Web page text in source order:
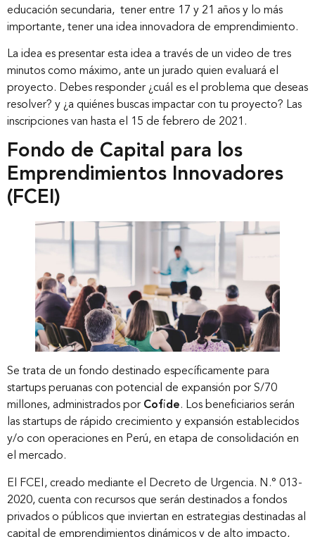
educación secundaria, tener entre 17 y 21 años y lo más
importante, tener una idea innovadora de emprendimiento.
La idea es presentar esta idea a través de un video de tres
minutos como máximo, ante un jurado quien evaluará el
proyecto. Debes responder ¿cuál es el problema que deseas
resolver? y ¿a quiénes buscas impactar con tu proyecto? Las
inscripciones van hasta el 15 de febrero de 2021.
Fondo de Capital para los
Emprendimientos Innovadores
(FCEI)
Se trata de un fondo destinado específicamente para
startups peruanas con potencial de expansión por S/70
millones, administrados por Cofide. Los beneficiarios serán
las startups de rápido crecimiento y expansión establecidos
y/o con operaciones en Perú, en etapa de consolidación en
el mercado.
El FCEI, creado mediante el Decreto de Urgencia. N.° 013-
2020, cuenta con recursos que serán destinados a fondos
privados o públicos que inviertan en estrategias destinadas al
capital de emprendimientos dinámicos y de alto impacto,